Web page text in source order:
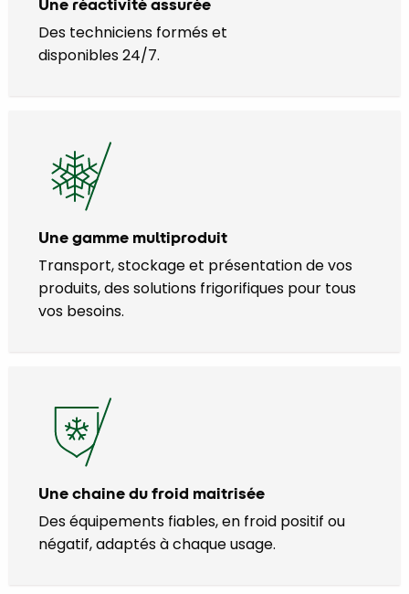
Une réactivité assurée
Des techniciens formés et
disponibles 24/7.
Une gamme multiproduit
Transport, stockage et présentation de vos
produits, des solutions frigorifiques pour tous
vos besoins.
Une chaine du froid maitrisée
Des équipements fiables, en froid positif ou
négatif, adaptés à chaque usage.